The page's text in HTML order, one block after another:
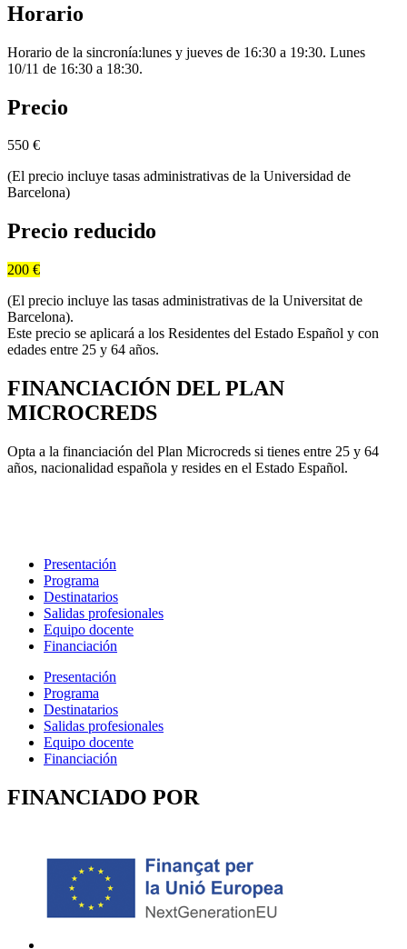
Horario
Horario de la sincronía:lunes y jueves de 16:30 a 19:30. Lunes
10/11 de 16:30 a 18:30.
Precio
550 €
(El precio incluye tasas administrativas de la Universidad de
Barcelona)
Precio reducido
200 €
(El precio incluye las tasas administrativas de la Universitat de
Barcelona).
Este precio se aplicará a los Residentes del Estado Español y con
edades entre 25 y 64 años.
FINANCIACIÓN DEL PLAN
MICROCREDS
Opta a la financiación del Plan Microcreds si tienes entre 25 y 64
años, nacionalidad española y resides en el Estado Español.
Presentación
Programa
Destinatarios
Salidas profesionales
Equipo docente
Financiación
Presentación
Programa
Destinatarios
Salidas profesionales
Equipo docente
Financiación
FINANCIADO POR